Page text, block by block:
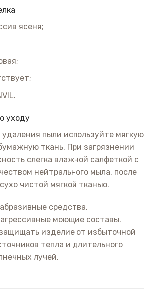
ясеня;
уходу
удаления пыли используйте мягкую
ткань. При загрязнении
слегка влажной салфеткой с
нейтрального мыла, после
чистой мягкой тканью.
средства,
моющие составы.
изделие от избыточной
тепла и длительного
лучей.